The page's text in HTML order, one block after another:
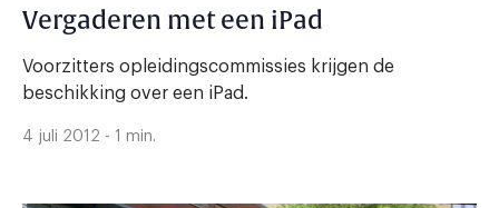
Vergaderen met een iPad
Voorzitters opleidingscommissies krijgen de
beschikking over een iPad.
4 juli 2012 - 1 min.